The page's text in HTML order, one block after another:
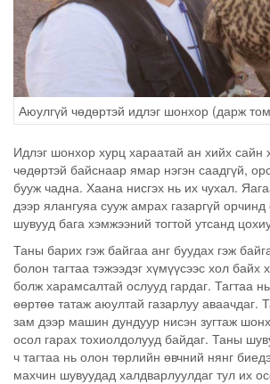
Аюулгүй чөдөртэй идлэг шонхор (дарж
Идлэг шонхор хурц хараатай ан хийх сайн
чөдөртэй байснаар ямар нэгэн саадгүй,
бууж чадна. Хаана нисгэх нь их чухал.
дээр ялангуяа сууж амрах газаргүй
шувууд бага хэмжээний тогтой утсанд
Таны барих гэж байгаа анг буудах гэж
болон тагтаа тэжээдэг хүмүүсээс хол байх
болж харамсалтай ослууд гардаг. Тагтаа
өөртөө татаж аюултай газарлуу аваачдаг.
зам дээр машин дундуур нисэн зугтаж
осол гарах тохиолдолууд байдаг. Таны
ч тагтаа нь олон төрлийн өвчний нянг
махчин шувуудад халдварлуулдаг тул их